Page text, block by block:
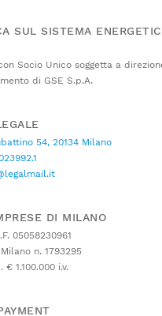
SUL SISTEMA
Socio Unico soggetta a
di GSE S.p.A.
54, 20134 Milano
DI MILANO
05058230961
n. 1793295
€ 1.100.000 i.v.